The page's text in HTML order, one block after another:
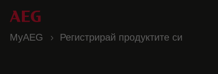
MyAEG Регистрирай продуктите си